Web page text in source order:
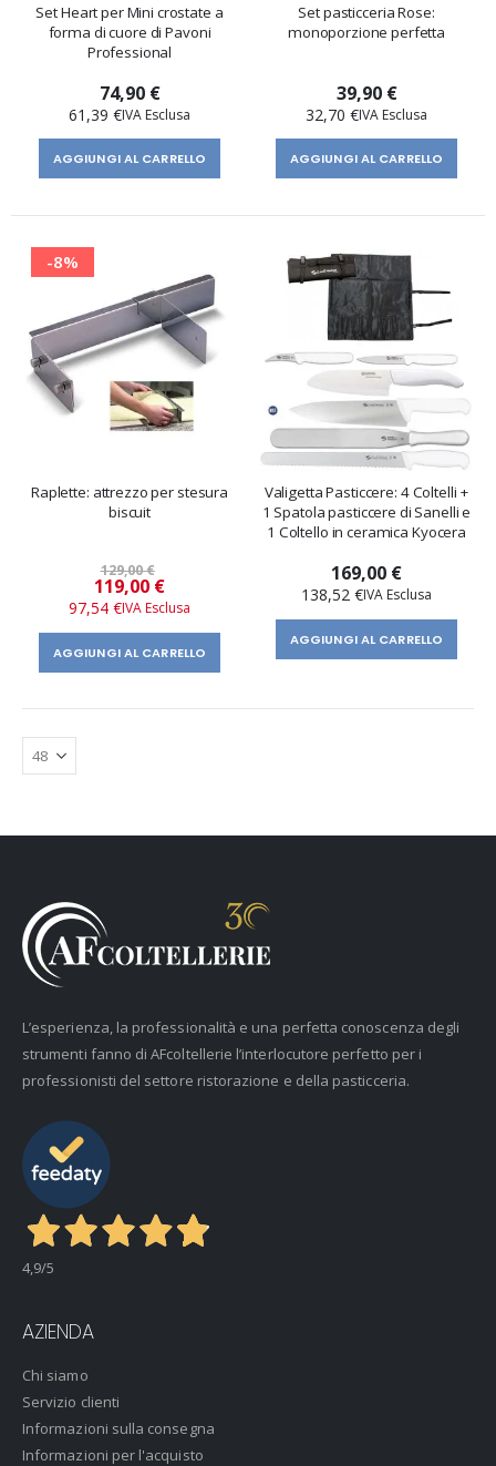
Set Heart per Mini crostate a
forma di cuore di Pavoni
Professional
74,90 €
61,39 €
AGGIUNGI AL CARRELLO
Set pasticceria Rose:
monoporzione perfetta
39,90 €
32,70 €
AGGIUNGI AL CARRELLO
-8%
Raplette: attrezzo per stesura
biscuit
129,00 €
Prezzo
speciale
119,00 €
97,54 €
AGGIUNGI AL CARRELLO
Valigetta Pasticcere: 4 Coltelli +
1 Spatola pasticcere di Sanelli e
1 Coltello in ceramica Kyocera
169,00 €
138,52 €
AGGIUNGI AL CARRELLO
L’esperienza, la professionalità e una perfetta conoscenza degli
strumenti fanno di AFcoltellerie l’interlocutore perfetto per i
professionisti del settore ristorazione e della pasticceria.
4,9/5
AZIENDA
Chi siamo
Servizio clienti
Informazioni sulla consegna
Informazioni per l'acquisto